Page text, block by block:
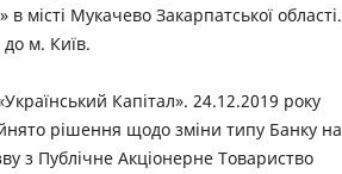
місті Мукачево Закарпатської області.
м. Київ.
Капітал». 24.12.2019 року
рішення щодо зміни типу Банку на
з Публічне Акціонерне Товариство